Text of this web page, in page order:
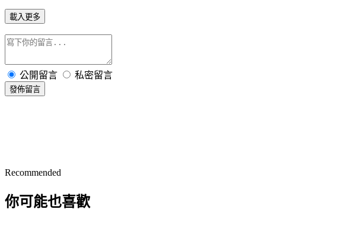
載入更多
公開留言 私密留言
發佈留言
Recommended
你可能也喜歡